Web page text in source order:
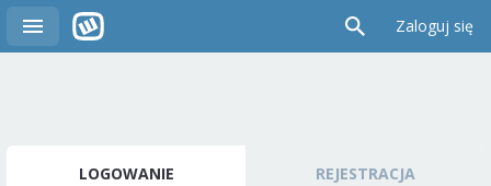
Zaloguj się
LOGOWANIE REJESTRACJA